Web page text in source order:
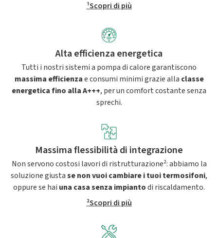
¹Scopri di più
Alta efficienza energetica
Tutti i nostri sistemi a pompa di calore garantiscono
massima efficienzae consumi minimi grazie alla classe
energetica fino alla A+++, per un comfort costante senza
sprechi.
Massima flessibilità di integrazione
Non servono costosi lavori di ristrutturazione²: abbiamo la
soluzione giustase non vuoi cambiare i tuoi termosifoni,
oppure se hai una casa senza impiantodi riscaldamento.
²Scopri di più